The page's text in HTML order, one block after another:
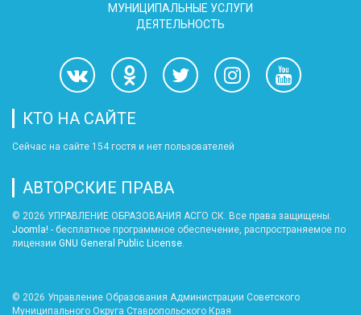
МУНИЦИПАЛЬНЫЕ УСЛУГИ
ДЕЯТЕЛЬНОСТЬ
КТО НА САЙТЕ
Сейчас на сайте 154 гостя и нет пользователей
АВТОРСКИЕ ПРАВА
© 2026 УПРАВЛЕНИЕ ОБРАЗОВАНИЯ АСГО СК. Все права защищены.
Joomla! - бесплатное программное обеспечение, распространяемое по
лицензии GNU General Public License.
© 2026 Управление Образования Администрации Советского
Муниципального Округа Ставропольского Края